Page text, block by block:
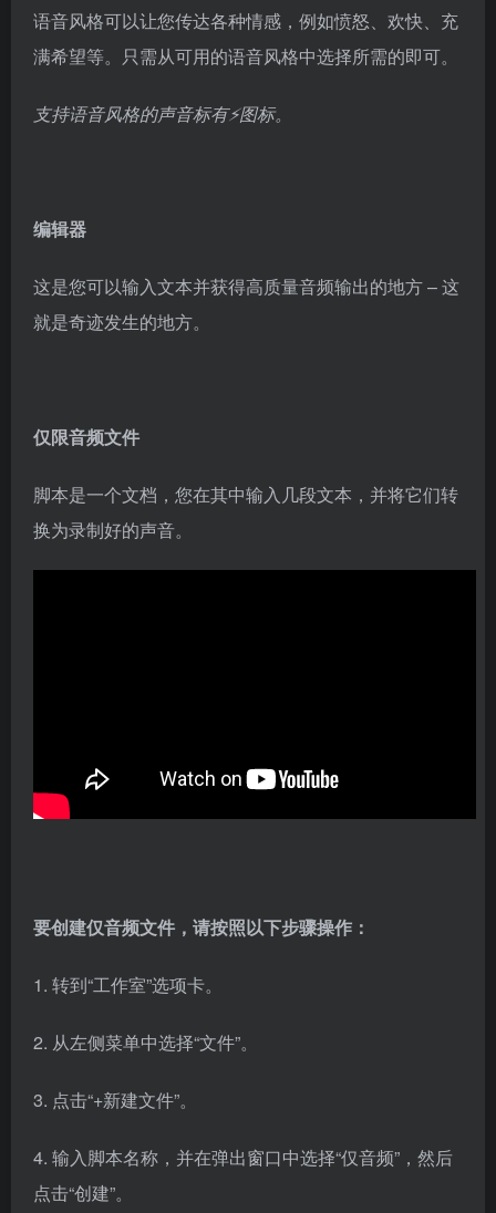
语音风格可以让您传达各种情感，例如愤怒、欢快、充
满希望等。只需从可用的语音风格中选择所需的即可。
支持语音风格的声音标有⚡️图标。
编辑器
这是您可以输入文本并获得高质量音频输出的地方 – 这
就是奇迹发生的地方。
仅限音频文件
脚本是一个文档，您在其中输入几段文本，并将它们转
换为录制好的声音。
要创建仅音频文件，请按照以下步骤操作：
1. 转到“工作室”选项卡。
2. 从左侧菜单中选择“文件”。
3. 点击“+新建文件”。
4. 输入脚本名称，并在弹出窗口中选择“仅音频”，然后
点击“创建”。